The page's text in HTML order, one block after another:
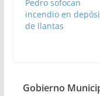
Pedro sofocan
incendio en
de llantas
Gobierno